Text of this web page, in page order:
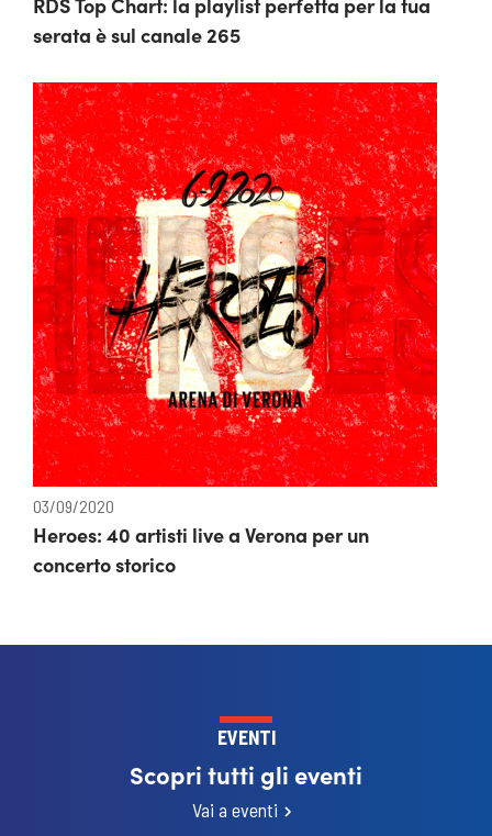
serata è sul canale 265
03/09/2020
Heroes: 40 artisti live a Verona per un
concerto storico
EVENTI
Scopri tutti gli eventi
Vai a eventi